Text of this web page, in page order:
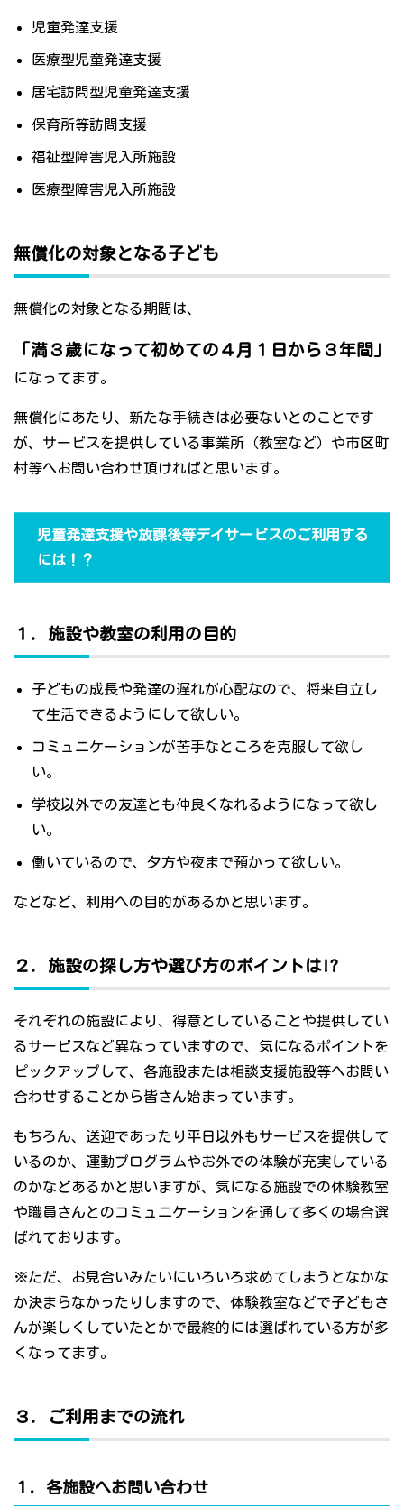
児童発達支援
医療型児童発達支援
居宅訪問型児童発達支援
保育所等訪問支援
福祉型障害児入所施設
医療型障害児入所施設
無償化の対象となる子ども
無償化の対象となる期間は、
「満３歳になって初めての４月１日から３年間」
になってます。
無償化にあたり、新たな手続きは必要ないとのことです
が、サービスを提供している事業所（教室など）や市区町
村等へお問い合わせ頂ければと思います。
児童発達支援や放課後等デイサービスのご利用する
には！？
１．施設や教室の利用の目的
子どもの成長や発達の遅れが心配なので、将来自立し
て生活できるようにして欲しい。
コミュニケーションが苦手なところを克服して欲し
い。
学校以外での友達とも仲良くなれるようになって欲し
い。
働いているので、夕方や夜まで預かって欲しい。
などなど、利用への目的があるかと思います。
２．施設の探し方や選び方のポイントは!?
それぞれの施設により、得意としていることや提供してい
るサービスなど異なっていますので、気になるポイントを
ピックアップして、各施設または相談支援施設等へお問い
合わせすることから皆さん始まっています。
もちろん、送迎であったり平日以外もサービスを提供して
いるのか、運動プログラムやお外での体験が充実している
のかなどあるかと思いますが、気になる施設での体験教室
や職員さんとのコミュニケーションを通して多くの場合選
ばれております。
※ただ、お見合いみたいにいろいろ求めてしまうとなかな
か決まらなかったりしますので、体験教室などで子どもさ
んが楽しくしていたとかで最終的には選ばれている方が多
くなってます。
３．ご利用までの流れ
１．各施設へお問い合わせ